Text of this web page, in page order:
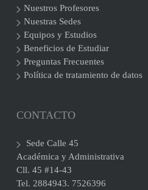
Nuestros Profesores
Nuestras Sedes
Equipos y Estudios
Beneficios de Estudiar
Preguntas Frecuentes
Política de tratamiento de datos
CONTACTO
Sede Calle 45
Académica y Administrativa
Cll. 45 #14-43
Tel. 2884943. 7526396